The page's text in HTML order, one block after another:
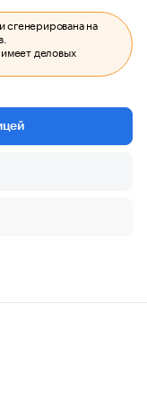
сгенерирована на
деловых